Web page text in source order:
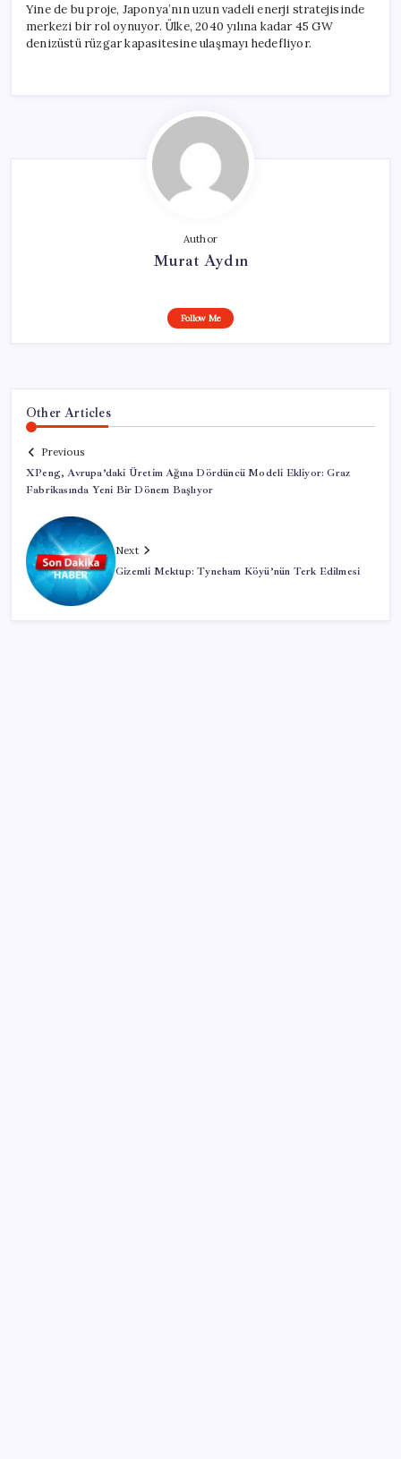
Yine de bu proje, Japonya’nın uzun vadeli enerji stratejisinde
merkezi bir rol oynuyor. Ülke, 2040 yılına kadar 45 GW
denizüstü rüzgar kapasitesine ulaşmayı hedefliyor.
Author
Murat Aydın
Follow Me
Other Articles
Previous
XPeng, Avrupa’daki Üretim Ağına Dördüncü Modeli Ekliyor: Graz
Fabrikasında Yeni Bir Dönem Başlıyor
Next
Gizemli Mektup: Tyneham Köyü’nün Terk Edilmesi